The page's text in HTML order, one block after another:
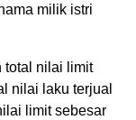
milik istri
total nilai limit
nilai laku terjual
limit sebesar